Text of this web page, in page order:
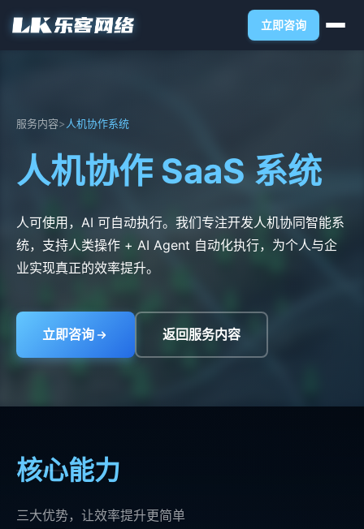
立即咨询
服务内容> 人机协作系统
人机协作 SaaS 系统
人可使用，AI 可自动执行。我们专注开发人机协同智能系
统，支持人类操作 + AI Agent 自动化执行，为个人与企
业实现真正的效率提升。
立即咨询 返回服务内容
核心能力
三大优势，让效率提升更简单